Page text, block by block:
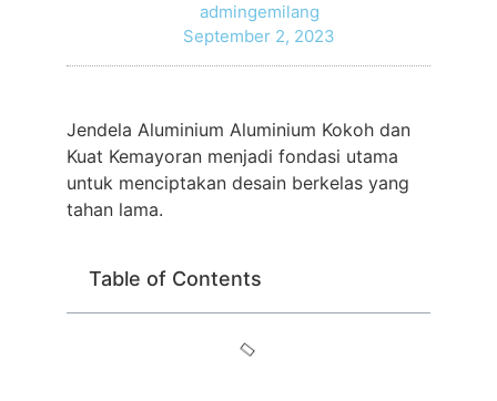
admingemilang
September 2, 2023
Jendela Aluminium Aluminium Kokoh dan
Kuat Kemayoran menjadi fondasi utama
untuk menciptakan desain berkelas yang
tahan lama.
Table of Contents